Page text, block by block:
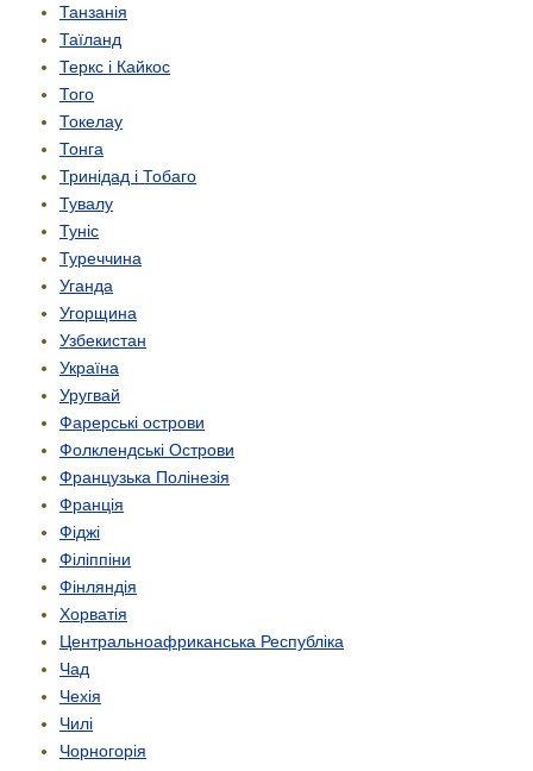
Танзанія
Таїланд
Теркс і Кайкос
Того
Токелау
Тонга
Тринідад і Тобаго
Тувалу
Туніс
Туреччина
Уганда
Угорщина
Узбекистан
Україна
Уругвай
Фарерські острови
Фолклендські Острови
Французька Полінезія
Франція
Фіджі
Філіппіни
Фінляндія
Хорватія
Центрально­африканська Республіка
Чад
Чехія
Чилі
Чорногорія